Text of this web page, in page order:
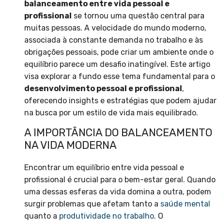
balanceamento entre vida pessoal e
profissional se tornou uma questão central para
muitas pessoas. A velocidade do mundo moderno,
associada à constante demanda no trabalho e às
obrigações pessoais, pode criar um ambiente onde o
equilíbrio parece um desafio inatingível. Este artigo
visa explorar a fundo esse tema fundamental para o
desenvolvimento pessoal e profissional ,
oferecendo insights e estratégias que podem ajudar
na busca por um estilo de vida mais equilibrado.
A IMPORTÂNCIA DO BALANCEAMENTO
NA VIDA MODERNA
Encontrar um equilíbrio entre vida pessoal e
profissional é crucial para o bem-estar geral. Quando
uma dessas esferas da vida domina a outra, podem
surgir problemas que afetam tanto a saúde mental
quanto a produtividade no trabalho. O